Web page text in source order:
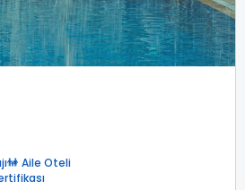
Aile Oteli